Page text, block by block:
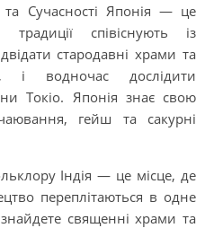
та Сучасності Японія — це
співіснують із
стародавні храми та
і водночас дослідити
Токіо. Японія знає свою
гейш та сакурні
Індія — це місце, де
переплітаються в одне
священні храми та